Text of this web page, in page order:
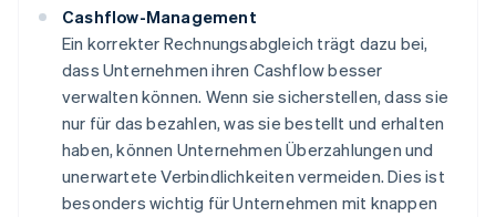
Cashflow-Management
Ein korrekter Rechnungsabgleich trägt dazu bei,
dass Unternehmen ihren Cashflow besser
verwalten können. Wenn sie sicherstellen, dass sie
nur für das bezahlen, was sie bestellt und erhalten
haben, können Unternehmen Überzahlungen und
unerwartete Verbindlichkeiten vermeiden. Dies ist
besonders wichtig für Unternehmen mit knappen